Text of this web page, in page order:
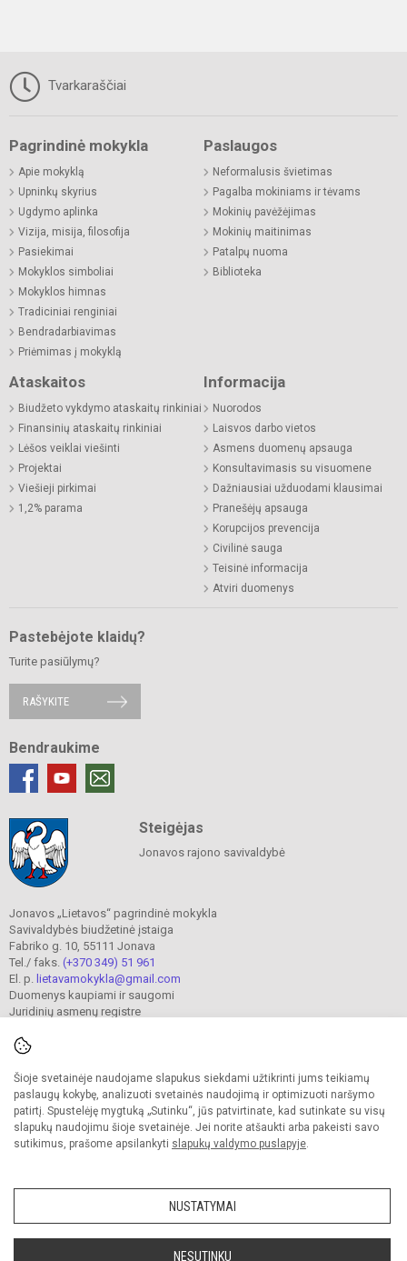
Šioje svetainėje naudojame slapukus siekdami užtikrinti jums teikiamų
paslaugų kokybę, analizuoti svetainės naudojimą ir optimizuoti naršymo
patirtį. Spustelėję mygtuką „Sutinku“, jūs patvirtinate, kad sutinkate su visų
slapukų naudojimu šioje svetainėje. Jei norite atšaukti arba pakeisti savo
sutikimus, prašome apsilankyti slapukų valdymo puslapyje.
NUSTATYMAI
NESUTINKU
Tvarkaraščiai
Pagrindinė mokykla
Apie mokyklą
Upninkų skyrius
Ugdymo aplinka
Vizija, misija, filosofija
Pasiekimai
Mokyklos simboliai
Mokyklos himnas
Tradiciniai renginiai
Bendradarbiavimas
Priėmimas į mokyklą
Paslaugos
Neformalusis švietimas
Pagalba mokiniams ir tėvams
Mokinių pavėžėjimas
Mokinių maitinimas
Patalpų nuoma
Biblioteka
Ataskaitos
Biudžeto vykdymo ataskaitų rinkiniai
Finansinių ataskaitų rinkiniai
Lėšos veiklai viešinti
Projektai
Viešieji pirkimai
1,2% parama
Informacija
Nuorodos
Laisvos darbo vietos
Asmens duomenų apsauga
Konsultavimasis su visuomene
Dažniausiai užduodami klausimai
Pranešėjų apsauga
Korupcijos prevencija
Civilinė sauga
Teisinė informacija
Atviri duomenys
Pastebėjote klaidų?
Turite pasiūlymų?
RAŠYKITE
Bendraukime
Steigėjas
Jonavos rajono savivaldybė
Jonavos „Lietavos“ pagrindinė mokykla
Savivaldybės biudžetinė įstaiga
Fabriko g. 10, 55111 Jonava
Tel./ faks. (+370 349) 51 961
El. p. lietavamokykla@gmail.com
Duomenys kaupiami ir saugomi
Juridinių asmenų registre
© 2023. Jonavos Lietavos pagrindinė mokykla. Visos teisės saugomos.
Kopijuoti turinį be raštiško įstaigos administracijos sutikimo griežtai draudžiama.
Prieinamumo paraiška Slapukų valdymas
svetainę